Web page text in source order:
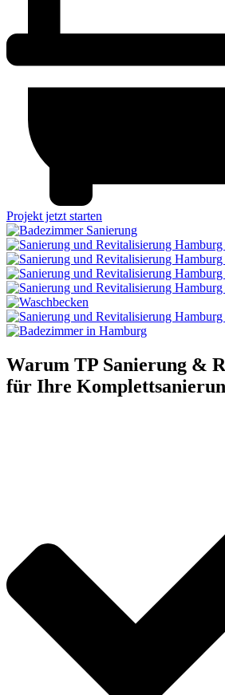
Projekt jetzt starten
Warum TP Sanierung &
für Ihre